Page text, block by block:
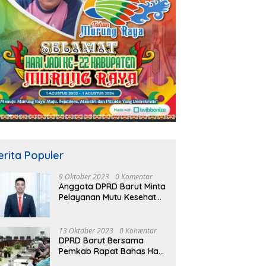
Populer
9 Oktober 2023 0 Komentar
Anggota DPRD Barut Minta
Pelayanan Mutu Kesehatan
13 Oktober 2023 0 Komentar
DPRD Barut Bersama
Pemkab Rapat Bahas Hasil